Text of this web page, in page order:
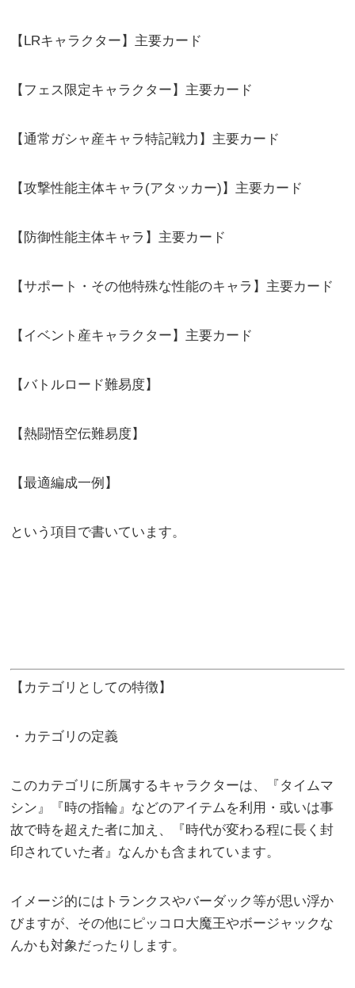
【LRキャラクター】主要カード
【フェス限定キャラクター】主要カード
【通常ガシャ産キャラ特記戦力】主要カード
【攻撃性能主体キャラ(アタッカー)】主要カード
【防御性能主体キャラ】主要カード
【サポート・その他特殊な性能のキャラ】主要カード
【イベント産キャラクター】主要カード
【バトルロード難易度】
【熱闘悟空伝難易度】
【最適編成一例】
という項目で書いています。
【カテゴリとしての特徴】
・カテゴリの定義
このカテゴリに所属するキャラクターは、『タイムマ
シン』『時の指輪』などのアイテムを利用・或いは事
故で時を超えた者に加え、『時代が変わる程に長く封
印されていた者』なんかも含まれています。
イメージ的にはトランクスやバーダック等が思い浮か
びますが、その他にピッコロ大魔王やボージャックな
んかも対象だったりします。